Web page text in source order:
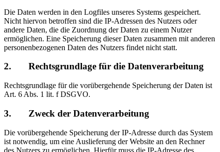
Die Daten werden in den Logfiles unseres Systems gespeichert.
Nicht hiervon betroffen sind die IP-Adressen des Nutzers oder
andere Daten, die die Zuordnung der Daten zu einem Nutzer
ermöglichen. Eine Speicherung dieser Daten zusammen mit anderen
personenbezogenen Daten des Nutzers findet nicht statt.
2. Rechtsgrundlage für die Datenverarbeitung
Rechtsgrundlage für die vorübergehende Speicherung der Daten ist
Art. 6 Abs. 1 lit. f DSGVO.
3. Zweck der Datenverarbeitung
Die vorübergehende Speicherung der IP-Adresse durch das System
ist notwendig, um eine Auslieferung der Website an den Rechner
des Nutzers zu ermöglichen. Hierfür muss die IP-Adresse des